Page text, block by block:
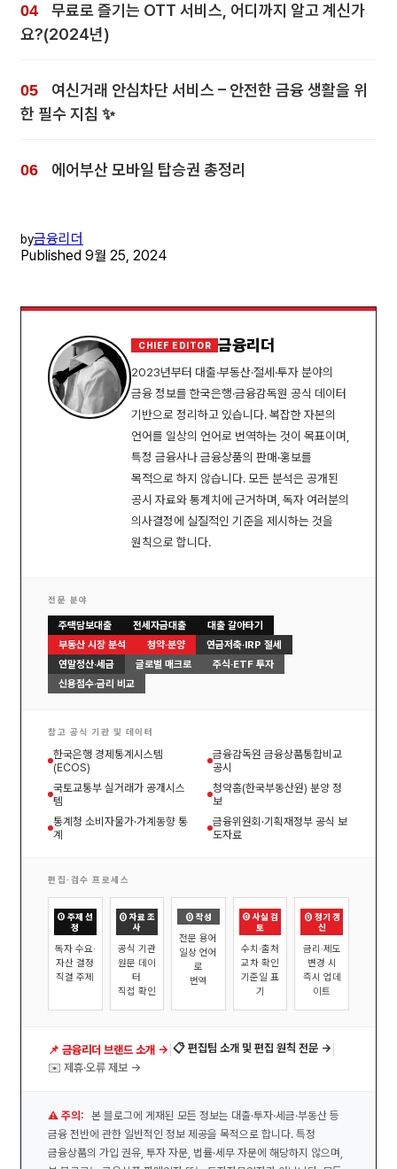
무료로 즐기는 OTT 서비스, 어디까지 알고 계신가
요?(2024년)
여신거래 안심차단 서비스 – 안전한 금융 생활을 위
한 필수 지침 ✨
에어부산 모바일 탑승권 총정리
by금융리더
Published 9월 25, 2024
CHIEF EDITOR 금융리더
2023년부터 대출·부동산·절세·투자 분야의
금융 정보를 한국은행·금융감독원 공식 데이터
기반으로 정리하고 있습니다. 복잡한 자본의
언어를 일상의 언어로 번역하는 것이 목표이며,
특정 금융사나 금융상품의 판매·홍보를
목적으로 하지 않습니다. 모든 분석은 공개된
공시 자료와 통계치에 근거하며, 독자 여러분의
의사결정에 실질적인 기준을 제시하는 것을
원칙으로 합니다.
전문 분야
주택담보대출 전세자금대출
대출 갈아타기
부동산 시장 분석
청약·분양
연금저축·IRP 절세
연말정산·세금
글로벌 매크로
주식·ETF 투자
신용점수·금리 비교
참고 공식 기관 및 데이터
한국은행 경제통계시스템
(ECOS)
금융감독원 금융상품통합비교
공시
국토교통부 실거래가 공개시스
템
청약홈(한국부동산원) 분양 정
보
통계청 소비자물가·가계동향 통
계
금융위원회·기획재정부 공식 보
도자료
편집·검수 프로세스
① 주제 선
정
독자 수요·
자산 결정
직결 주제
② 자료 조
사
공식 기관
원문 데이
터
직접 확인
③ 작성
전문 용어
일상 언어
로
번역
④ 사실 검
토
수치·출처
교차 확인
기준일 표
기
⑤ 정기 갱
신
금리·제도
변경 시
즉시 업데
이트
📌 금융리더 브랜드 소개 → 📋 편집팀 소개 및 편집 원칙 전문 →
✉️ 제휴·오류 제보 →
⚠️ 주의: 본 블로그에 게재된 모든 정보는 대출·투자·세금·부동산 등
금융 전반에 관한 일반적인 정보 제공을 목적으로 합니다. 특정
금융상품의 가입 권유, 투자 자문, 법률·세무 자문에 해당하지 않으며,